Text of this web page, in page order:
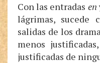
Con las entradas en
lágrimas, sucede
salidas de los
menos
justificadas de